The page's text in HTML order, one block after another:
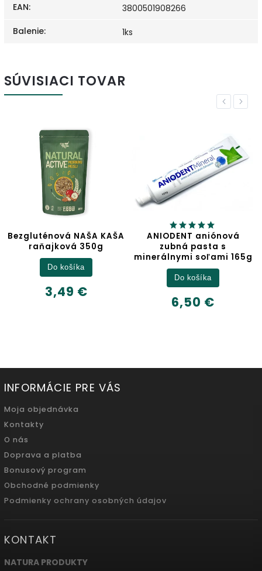
EAN:
3800501908266
Balenie: 1ks
SÚVISIACI TOVAR
Previous
ANIODENT aniónová
zubná pasta s
minerálnymi soľami 165g
Do košíka
Jablčný ocot
6,32 €
Next
INFORMÁCIE PRE VÁS
Moja objednávka
Kontakty
O nás
Doprava a platba
Bonusový program
Obchodné podmienky
Podmienky ochrany osobných údajov
KONTAKT
NATURA PRODUKTY